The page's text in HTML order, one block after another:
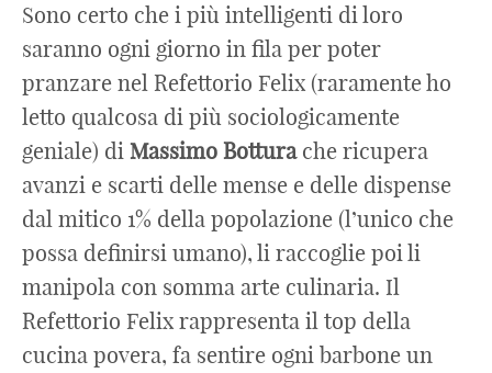
Sono certo che i più intelligenti di loro
saranno ogni giorno in fila per poter
pranzare nel Refettorio Felix (raramente ho
letto qualcosa di più sociologicamente
geniale) di Massimo Botturache ricupera
avanzi e scarti delle mense e delle dispense
dal mitico 1% della popolazione (l’unico che
possa definirsi umano), li raccoglie poi li
manipola con somma arte culinaria. Il
Refettorio Felix rappresenta il top della
cucina povera, fa sentire ogni barbone un